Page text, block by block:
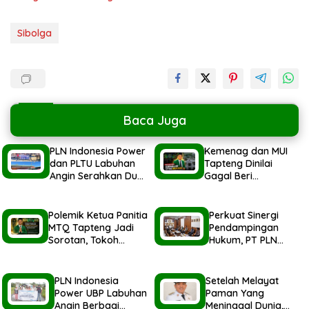
Sibolga
Baca Juga
PLN Indonesia Power
dan PLTU Labuhan
Angin Serahkan Dua
1447H/2026M
Kemenag dan MUI
Tapteng Dinilai
Gagal Beri
Polemik MTQ
Polemik Ketua Panitia
MTQ Tapteng Jadi
Sorotan, Tokoh
Terhadap Etika Sosial
Perkuat Sinergi
Pendampingan
Hukum, PT PLN
PLN Indonesia
Power UBP Labuhan
Angin Berbagi
Setelah Melayat
Paman Yang
Meninggal Dunia,